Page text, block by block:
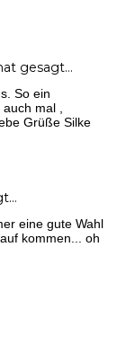
gesagt…
So ein
mal ,
Grüße Silke
eine gute Wahl
kommen... oh